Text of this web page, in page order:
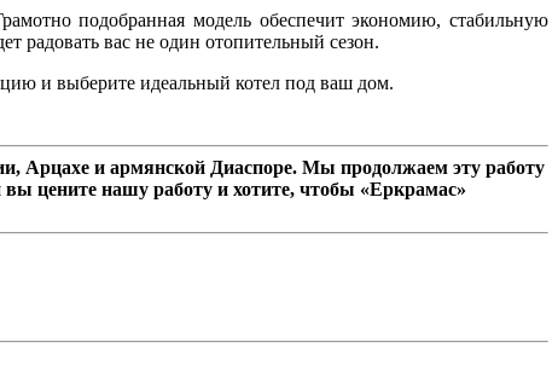
подобранная модель обеспечит экономию, стабильную
радовать вас не один отопительный сезон.
и выберите идеальный котел под ваш дом.
Арцахе и армянской Диаспоре. Мы продолжаем эту работу
цените нашу работу и хотите, чтобы «Еркрамас»